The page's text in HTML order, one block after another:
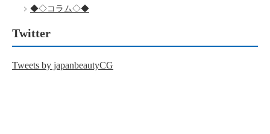
◆◇コラム◇◆
Twitter
Tweets by japanbeautyCG